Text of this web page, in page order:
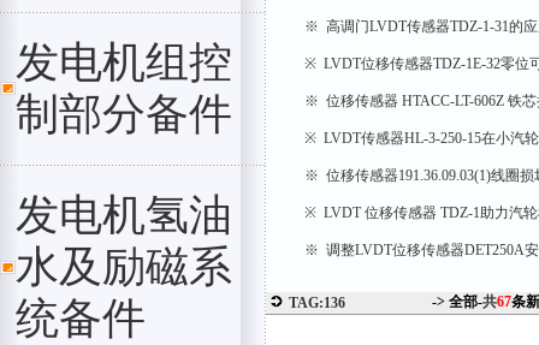
发电机组控
制部分备件
发电机氢油
水及励磁系
统备件
※ 高调门LVDT传感器TDZ-1-31的
※ LVDT位移传感器TDZ-1E-32零位
※ 位移传感器 HTACC-LT-606Z 铁
※ LVDT传感器HL-3-250-15在小汽
※ 位移传感器191.36.09.03(1)线圈损
※ LVDT 位移传感器 TDZ-1助力汽
※ 调整LVDT位移传感器DET250A
TAG:136 -> 全部-共67条